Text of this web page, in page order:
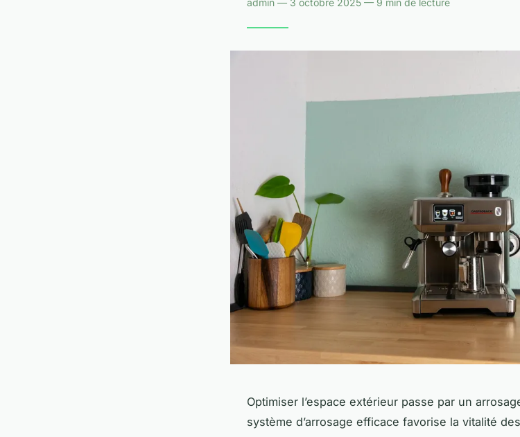
Optimiser l’espace extérieur passe par un
système d’arrosage efficace favorise la vitalité